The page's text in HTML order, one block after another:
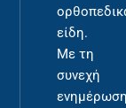
είδη.
Με τη
συνεχή
ενημέρωση